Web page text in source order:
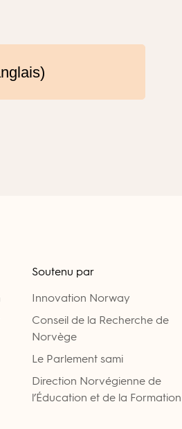
Soutenu par
Innovation Norway
Conseil de la Recherche de
Norvège
Le Parlement sami
Direction Norvégienne de
l’Éducation et de la Formation